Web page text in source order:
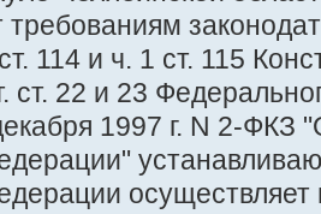
требованиям
114 и ч. 1 ст. 115
ст. 22 и 23
1997 г. N 2-ФКЗ